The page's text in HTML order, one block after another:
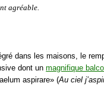
agréable.
dans les maisons, le
dont unmagnifique
aspirare» (Au ciel